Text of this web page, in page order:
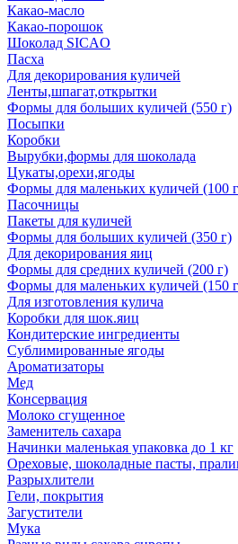
Какао-масло
Какао-порошок
Шоколад SICAO
Пасха
Для декорирования куличей
Ленты,шпагат,открытки
Формы для больших куличей (550 г)
Посыпки
Коробки
Вырубки,формы для шоколада
Цукаты,орехи,ягоды
Формы для маленьких куличей (100
Пасочницы
Пакеты для куличей
Формы для больших куличей (350 г)
Для декорирования яиц
Формы для средних куличей (200 г)
Формы для маленьких куличей (150
Для изготовления кулича
Коробки для шок.яиц
Кондитерские ингредиенты
Сублимированные ягоды
Ароматизаторы
Мед
Консервация
Молоко сгущенное
Заменитель сахара
Начинки маленькая упаковка до 1 кг
Ореховые, шоколадные пасты,
Разрыхлители
Гели, покрытия
Загустители
Мука